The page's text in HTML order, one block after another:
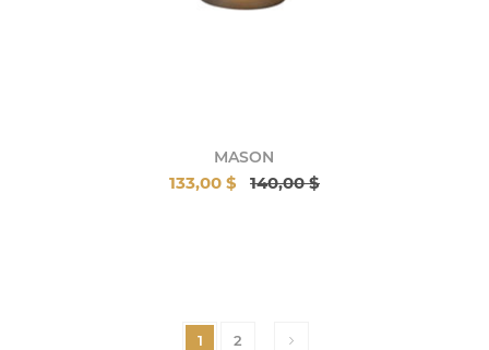
MASON
133,00 $ 140,00 $
1 2